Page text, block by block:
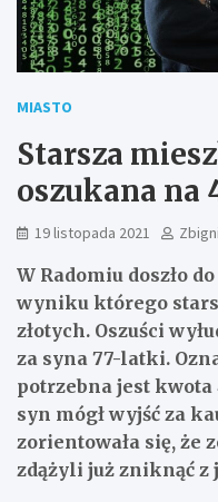
MIASTO
Starsza
oszukana na
19 listopada 2021
W Radomiu doszło
wyniku którego
złotych. Oszuści
za syna 77-latki.
potrzebna jest kwota
syn mógł wyjść za
zorientowała się, że
zdążyli już zniknąć z